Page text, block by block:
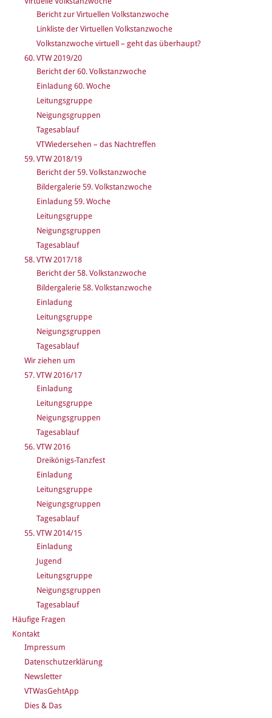
Bericht zur Virtuellen Volkstanzwoche
Linkliste der Virtuellen Volkstanzwoche
Volkstanzwoche virtuell – geht das überhaupt?
60. VTW 2019/20
Bericht der 60. Volkstanzwoche
Einladung 60. Woche
Leitungsgruppe
Neigungsgruppen
Tagesablauf
VTWiedersehen – das Nachtreffen
59. VTW 2018/19
Bericht der 59. Volkstanzwoche
Bildergalerie 59. Volkstanzwoche
Einladung 59. Woche
Leitungsgruppe
Neigungsgruppen
Tagesablauf
58. VTW 2017/18
Bericht der 58. Volkstanzwoche
Bildergalerie 58. Volkstanzwoche
Einladung
Leitungsgruppe
Neigungsgruppen
Tagesablauf
Wir ziehen um
57. VTW 2016/17
Einladung
Leitungsgruppe
Neigungsgruppen
Tagesablauf
56. VTW 2016
Dreikönigs-Tanzfest
Einladung
Leitungsgruppe
Neigungsgruppen
Tagesablauf
55. VTW 2014/15
Einladung
Jugend
Leitungsgruppe
Neigungsgruppen
Tagesablauf
Häufige Fragen
Kontakt
Impressum
Datenschutzerklärung
Newsletter
VTWasGehtApp
Dies & Das